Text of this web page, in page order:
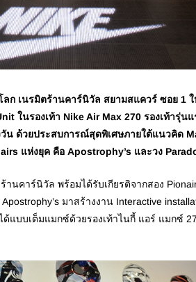
มิตร้านคาร์นิวัล สยามสแควร์ ซอย 1 ใ
ในรองเท้า Nike Air Max 270 รองเท้ารุ่
น ด้วยประสบการณ์สุดพิเศษภายใต้แนวคิด
แห่งยุค คือ Apostrophy’s และวง
นิวัล พร้อมได้รับเกียรติจากสอง
มาสร้างงาน Interactive
แบบเต็มแมกซ์ด้วยรองเท้าไนกี้ แอร์ แมกซ์